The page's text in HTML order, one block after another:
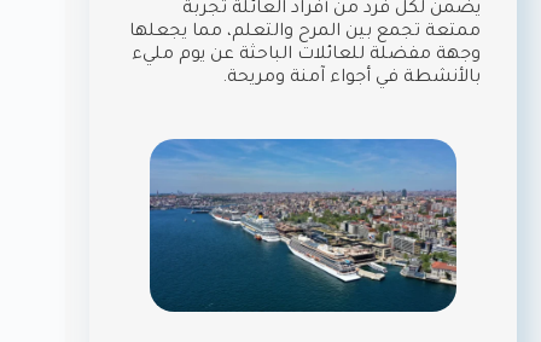
يضمن لكل فرد من أفراد العائلة تجربة
ممتعة تجمع بين المرح والتعلم، مما يجعلها
وجهة مفضلة للعائلات الباحثة عن يوم مليء
بالأنشطة في أجواء آمنة ومريحة.